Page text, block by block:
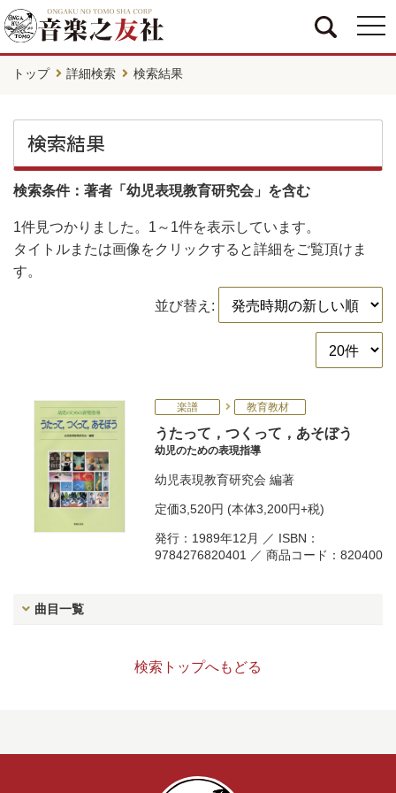
トップ 詳細検索 検索結果
検索結果
検索条件：著者「幼児表現教育研究会」を含む
1件見つかりました。 1～1件を表示しています。
タイトルまたは画像をクリックすると詳細をご覧頂けま
す。
並び替え:
楽譜 教育教材
うたって，つくって，あそぼう
幼児のための表現指導
幼児表現教育研究会 編著
定価3,520円 (本体3,200円+税)
発行：1989年12月 ／ ISBN：
9784276820401 ／ 商品コード：820400
曲目一覧
検索トップへもどる